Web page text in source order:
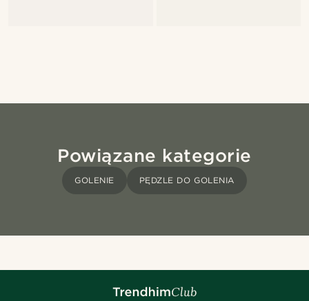
Powiązane kategorie
GOLENIE PĘDZLE DO GOLENIA